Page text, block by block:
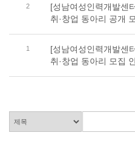
2
[성남여성인력개발센
취·창업 동아리 공개
1
[성남여성인력개발센
취·창업 동아리 모집